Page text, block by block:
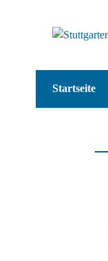
Startseite